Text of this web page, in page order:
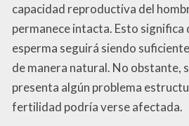
capacidad reproductiva del
permanece intacta. Esto significa
esperma seguirá siendo
de manera natural. No obstante,
presenta algún problema
fertilidad podría verse afectada.